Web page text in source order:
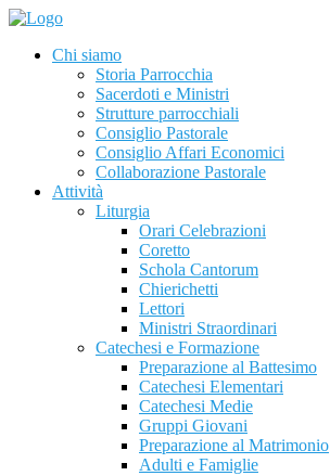
Chi siamo
Storia Parrocchia
Sacerdoti e Ministri
Strutture parrocchiali
Consiglio Pastorale
Consiglio Affari Economici
Collaborazione Pastorale
Attività
Liturgia
Orari Celebrazioni
Coretto
Schola Cantorum
Chierichetti
Lettori
Ministri Straordinari
Catechesi e Formazione
Preparazione al Battesimo
Catechesi Elementari
Catechesi Medie
Gruppi Giovani
Preparazione al Matrimonio
Adulti e Famiglie